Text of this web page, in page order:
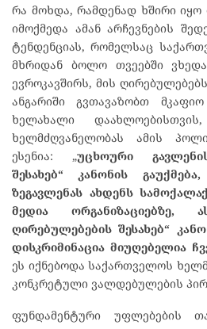
რა მოხდა, რამდენად ხშირი
იმოქმედა ამან არჩევნების
ტენდენციას, რომელსაც
მხრიდან ბოლო თვეებში
ევროკავშირს, მის
ანგარიში გვთავაზობთ
ხელახალი
ხელმძღვანელობას ამის
ესენია: „უცხოური
შესახებ“ კანონის
ზეგავლენას ახდენს
მედია ორგანიზაციებზე,
ღირებულებების შესახებ“
დისკრიმინაცია მიუღებელია
ეს იქნებოდა საქართველოს
კონკრეტული ვალდებულების
ფუნდამენტური უფლებების